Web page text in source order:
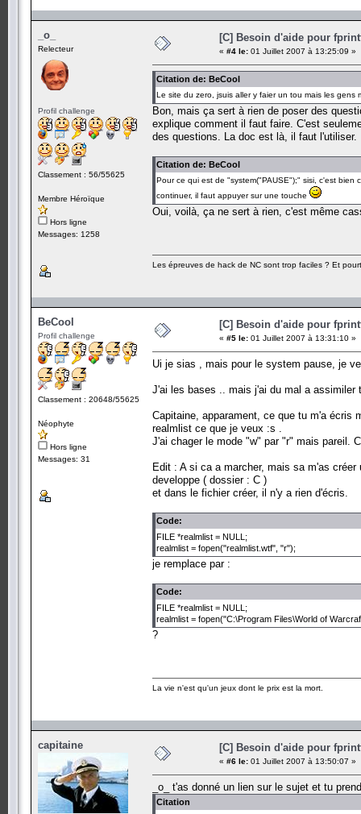
_o_
Relecteur
Profil challenge
Classement : 56/55625
Membre Héroïque
Hors ligne
Messages: 1258
[C] Besoin d'aide pour
« #4 le: 01 Juillet 2007 à 13:25:09 »
Citation de: BeCool
Le site du zero, jsuis aller y faier un tou mais les
Bon, mais ça sert à rien de poser des
explique comment il faut faire. C'est
des questions. La doc est là, il faut l'utiliser.
Citation de: BeCool
Pour ce qui est de "system("PAUSE");" sisi, c'est
continuer, il faut appuyer sur une touche
Oui, voilà, ça ne sert à rien, c'est même
Les épreuves de hack de NC sont trop faciles ? Et
BeCool
Profil challenge
Classement : 20648/55625
Néophyte
Hors ligne
Messages: 31
[C] Besoin d'aide pour
« #5 le: 01 Juillet 2007 à 13:31:10 »
Ui je sias , mais pour le system pause, je
J'ai les bases .. mais j'ai du mal a assimiler
Capitaine, apparament, ce que tu m'a écris
realmlist ce que je veux :s .
J'ai chager le mode "w" par "r" mais pareil.
Edit : A si ca a marcher, mais sa m'as
developpe ( dossier : C )
et dans le fichier créer, il n'y a rien d'écris.
Code:
FILE *realmlist = NULL;
realmlist = fopen("realmlist.wtf", "r");
je remplace par :
Code:
FILE *realmlist = NULL;
realmlist = fopen("C:\Program Files\World of
?
La vie n'est qu'un jeux dont le prix est la mort.
capitaine [C] Besoin d'aide pour
« #6 le: 01 Juillet 2007 à 13:50:07 »
_o_ t'as donné un lien sur le sujet et tu
Citation